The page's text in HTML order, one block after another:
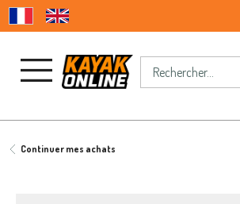
Continuer mes achats